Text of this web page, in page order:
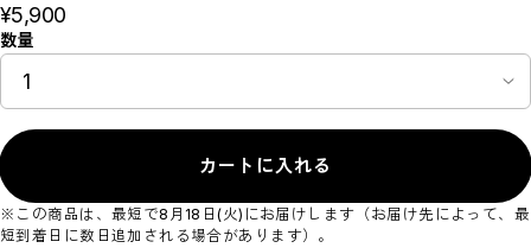
¥5,900
数量
カートに入れる
※この商品は、最短で8月18日(火)にお届けします（お届け先によって、最
短到着日に数日追加される場合があります）。